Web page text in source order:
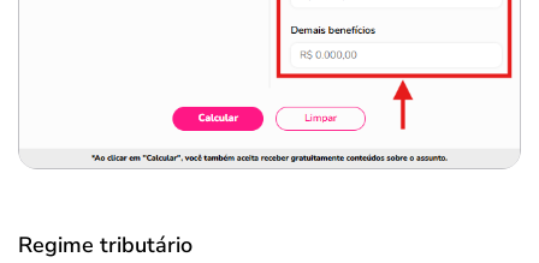
Regime tributário